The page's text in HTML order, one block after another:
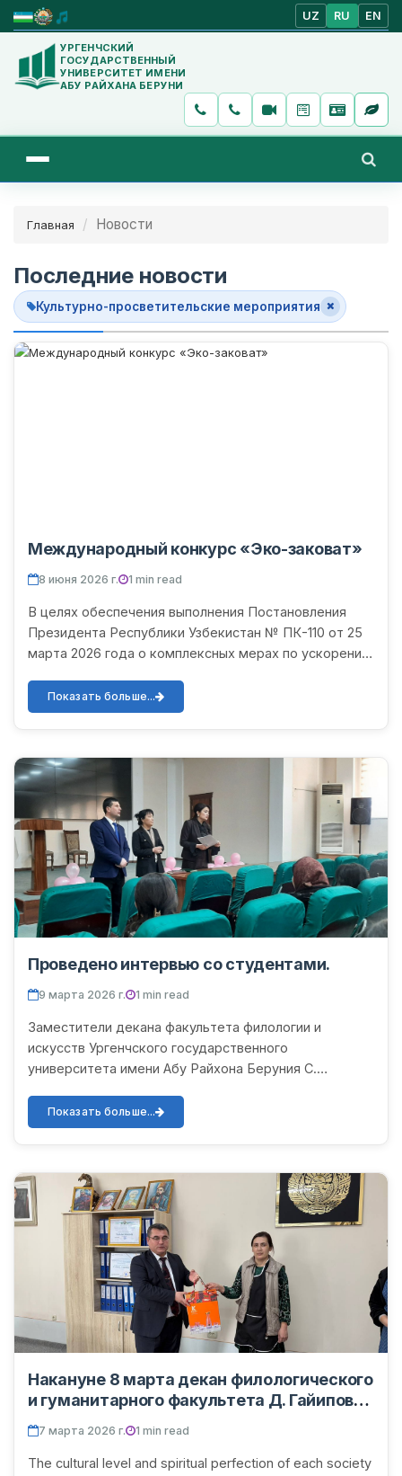
UZ RU EN
УРГЕНЧСКИЙ
ГОСУДАРСТВЕННЫЙ
УНИВЕРСИТЕТ ИМЕНИ
АБУ РАЙХАНА БЕРУНИ
Главная Новости
Последние новости
Культурно-просветительские мероприятия
Международный конкурс «Эко-заковат»
8 июня 2026 г. 1 min read
В целях обеспечения выполнения Постановления
Президента Республики Узбекистан № ПК-110 от 25
марта 2026 года о комплексных мерах по ускорению
рамках об...
Показать больше...
Проведено интервью со студентами.
9 марта 2026 г. 1 min read
Заместители декана факультета филологии и
искусств Ургенчского государственного
университета имени Абу Райхона Беруния С.
встречу и беседу с группами...
Показать больше...
Накануне 8 марта декан филологического
и гуманитарного факультета Д. Гайипов
вручил праздничные подарки
сотрудникам факультета.
7 марта 2026 г. 1 min read
The cultural level and spiritual perfection of each society